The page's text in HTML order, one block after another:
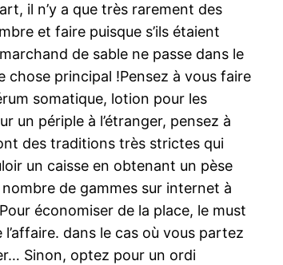
il n’y a que très rarement des
et faire puisque s’ils étaient
de sable ne passe dans le
chose principal !Pensez à vous faire
somatique, lotion pour les
un périple à l’étranger, pensez à
des traditions très strictes qui
un caisse en obtenant un pèse
de gammes sur internet à
économiser de la place, le must
dans le cas où vous partez
Sinon, optez pour un ordi